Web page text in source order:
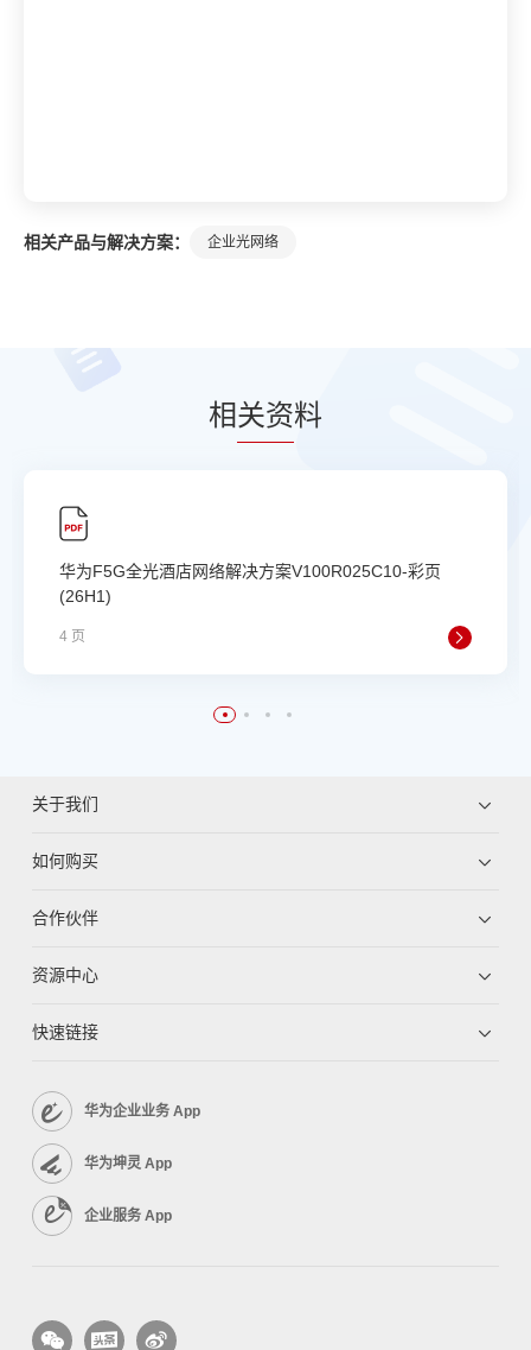
相关产品与解决方案： 企业光网络
相关资料
华为F5G全光酒店网络解决方案V100R025C10-彩页
(26H1)
4 页
关于我们
如何购买
合作伙伴
资源中心
快速链接
华为企业业务 App
华为坤灵 App
企业服务 App